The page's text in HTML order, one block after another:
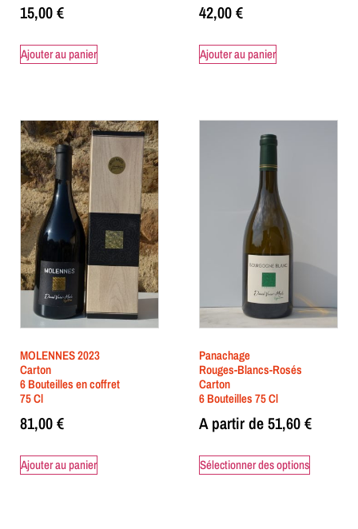
15,00€
Ajouter au panier
42,00€
Ajouter au panier
MOLENNES 2023
Carton
6 Bouteilles en coffret
75 Cl
81,00€
Ajouter au panier
Panachage
Rouges-Blancs-Rosés
Carton
6 Bouteilles 75 Cl
A partir de51,60€
Sélectionner des options